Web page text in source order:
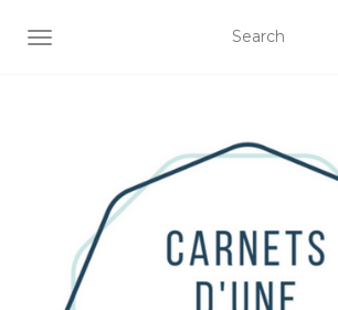
AFFICHER/MASQUER LA NAVIGATION